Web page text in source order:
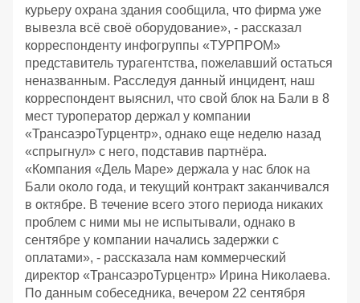
курьеру охрана здания сообщила, что фирма уже
вывезла всё своё оборудование», - рассказал
корреспонденту инфогруппы «ТУРПРОМ»
представитель турагентства, пожелавший остаться
неназванным. Расследуя данный инцидент, наш
корреспондент выяснил, что свой блок на Бали в 8
мест туроператор держал у компании
«ТрансаэроТурцентр», однако еще неделю назад
«спрыгнул» с него, подставив партнёра.
«Компания «Дель Маре» держала у нас блок на
Бали около года, и текущий контракт заканчивался
в октябре. В течение всего этого периода никаких
проблем с ними мы не испытывали, однако в
сентябре у компании начались задержки с
оплатами», - рассказала нам коммерческий
директор «ТрансаэроТурцентр» Ирина Николаева.
По данным собеседника, вечером 22 сентября